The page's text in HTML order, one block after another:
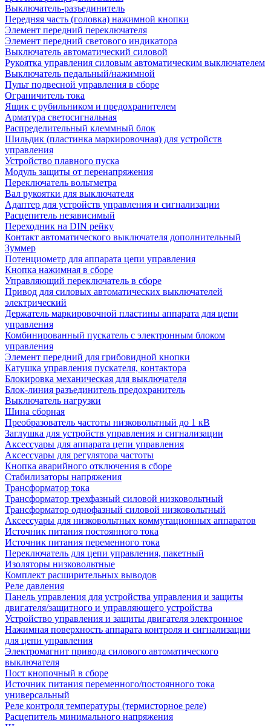
Выключатель-разъединитель
Передняя часть (головка) нажимной кнопки
Элемент передний переключателя
Элемент передний светового индикатора
Выключатель автоматический силовой
Рукоятка управления силовым автоматическим выключателем
Выключатель педальный/нажимной
Пульт подвесной управления в сборе
Ограничитель тока
Ящик с рубильником и предохранителем
Арматура светосигнальная
Распределительный клеммный блок
Шильдик (пластинка маркировочная) для устройств
управления
Устройство плавного пуска
Модуль защиты от перенапряжения
Переключатель вольтметра
Вал рукоятки для выключателя
Адаптер для устройств управления и сигнализации
Расцепитель независимый
Переходник на DIN рейку
Контакт автоматического выключателя дополнительный
Зуммер
Потенциометр для аппарата цепи управления
Кнопка нажимная в сборе
Управляющий переключатель в сборе
Привод для силовых автоматических выключателей
электрический
Держатель маркировочной пластины аппарата для цепи
управления
Комбинированный пускатель с электронным блоком
управления
Элемент передний для грибовидной кнопки
Катушка управления пускателя, контактора
Блокировка механическая для выключателя
Блок-линия разъединитель предохранитель
Выключатель нагрузки
Шина сборная
Преобразователь частоты низковольтный до 1 кВ
Заглушка для устройств управления и сигнализации
Аксессуары для аппарата цепи управления
Аксессуары для регулятора частоты
Кнопка аварийного отключения в сборе
Стабилизаторы напряжения
Трансформатор тока
Трансформатор трехфазный силовой низковольтный
Трансформатор однофазный силовой низковольтный
Аксессуары для низковольтных коммутационных аппаратов
Источник питания постоянного тока
Источник питания переменного тока
Переключатель для цепи управления, пакетный
Изоляторы низковольтные
Комплект расширительных выводов
Реле давления
Панель управления для устройства управления и защиты
двигателя/защитного и управляющего устройства
Устройство управления и защиты двигателя электронное
Нажимная поверхность аппарата контроля и сигнализации
для цепи управления
Электромагнит привода силового автоматического
выключателя
Пост кнопочный в сборе
Источник питания переменного/постоянного тока
универсальный
Реле контроля температуры (термисторное реле)
Расцепитель минимального напряжения